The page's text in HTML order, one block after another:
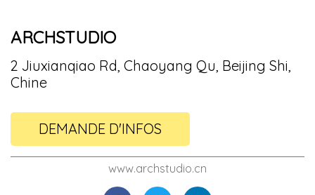
ARCHSTUDIO
2 Jiuxianqiao Rd, Chaoyang Qu, Beijing Shi,
Chine
DEMANDE D'INFOS
www.archstudio.cn